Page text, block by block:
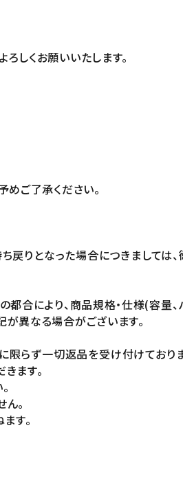
しくお願いいたします。
めご了承ください。
戻りとなった場合につきましては
合により、商品規格・仕様(容量
異なる場合がございます。
限らず一切返品を受け付けてお
ます。
。
す。